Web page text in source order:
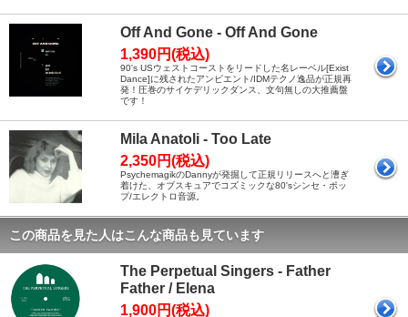
Off And Gone - Off And Gone
1,390円(税込)
90's USウェストコーストをリードした名レーベル[Exist
Dance]に残されたアンビエント/IDMテクノ逸品が正規再
発！圧巻のサイケデリックダンス、文句無しの大推薦盤
です！
Mila Anatoli - Too Late
2,350円(税込)
PsychemagikのDannyが発掘して正規リリースへと漕ぎ
着けた、オブスキュアでコズミックな80'sシンセ・ポッ
プ/エレクトロ音源。
この商品を見た人はこんな商品も見ています
The Perpetual Singers - Father
Father / Elena
1,900円(税込)